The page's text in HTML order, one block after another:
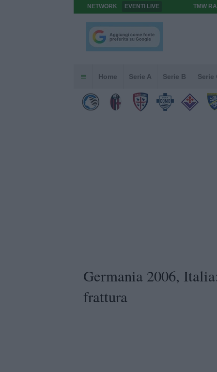
NETWORK EVENTI LIVE TMW
Home Serie A Serie B Serie
Germania 2006,
frattura